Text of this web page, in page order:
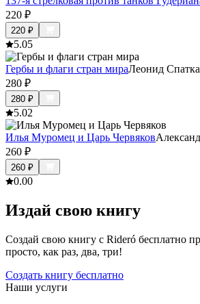
220 ₽
220 ₽
5.05
Гербы и флаги стран мираЛеонид
280 ₽
280 ₽
5.02
Илья Муромец и Царь Червяков
260 ₽
260 ₽
0.00
Издай свою книгу
Создай свою книгу с Rideró бесплатно
просто, как раз, два, три!
Создать книгу бесплатно
Наши услуги